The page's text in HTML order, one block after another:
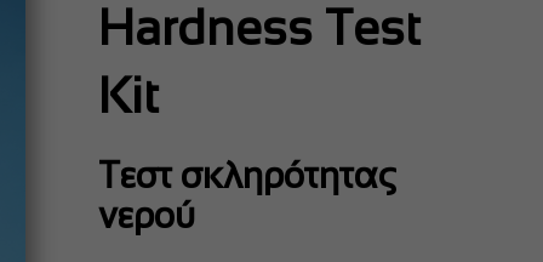
Hardness Test
Kit
Τεστ σκληρότητας
νερού